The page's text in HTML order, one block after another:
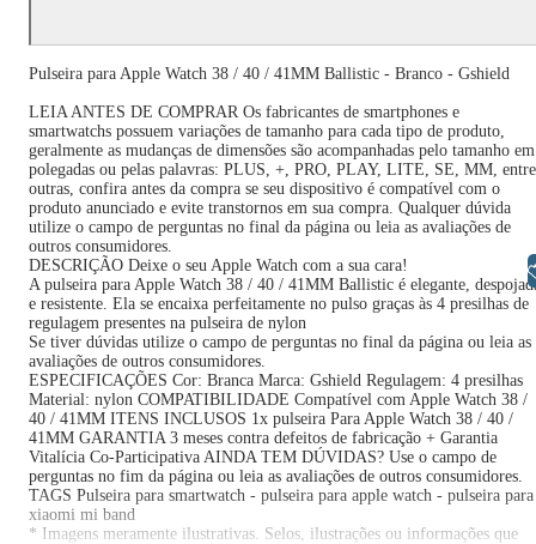
Pulseira para Apple Watch 38 / 40 / 41MM Ballistic - Branco - Gshield
LEIA ANTES DE COMPRAR Os fabricantes de smartphones e
smartwatchs possuem variações de tamanho para cada tipo de produto,
geralmente as mudanças de dimensões são acompanhadas pelo tamanho em
polegadas ou pelas palavras: PLUS, +, PRO, PLAY, LITE, SE, MM, entre
outras, confira antes da compra se seu dispositivo é compatível com o
produto anunciado e evite transtornos em sua compra. Qualquer dúvida
utilize o campo de perguntas no final da página ou leia as avaliações de
outros consumidores.
DESCRIÇÃO Deixe o seu Apple Watch com a sua cara!
A pulseira para Apple Watch 38 / 40 / 41MM Ballistic é elegante,
e resistente. Ela se encaixa perfeitamente no pulso graças às 4 presilhas de
regulagem presentes na pulseira de nylon
Se tiver dúvidas utilize o campo de perguntas no final da página ou leia as
avaliações de outros consumidores.
ESPECIFICAÇÕES Cor: Branca Marca: Gshield Regulagem: 4 presilhas
Material: nylon COMPATIBILIDADE Compatível com Apple Watch 38 /
40 / 41MM ITENS INCLUSOS 1x pulseira Para Apple Watch 38 / 40 /
41MM GARANTIA 3 meses contra defeitos de fabricação + Garantia
Vitalícia Co-Participativa AINDA TEM DÚVIDAS? Use o campo de
perguntas no fim da página ou leia as avaliações de outros consumidores.
TAGS Pulseira para smartwatch - pulseira para apple watch - pulseira para
xiaomi mi band
* Imagens meramente ilustrativas. Selos, ilustrações ou informações que